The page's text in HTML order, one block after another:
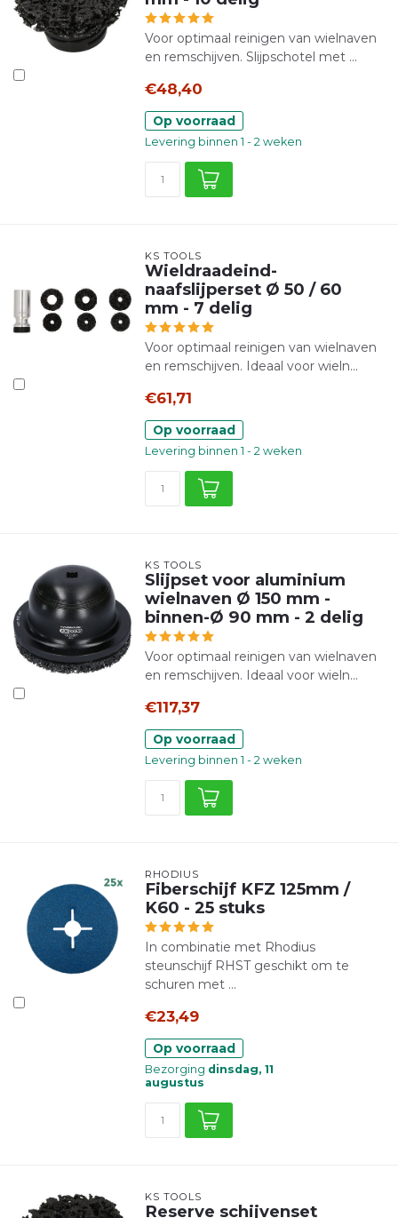
Voor optimaal reinigen van wielnaven
en remschijven. Slijpschotel met ...
€48,40
Op voorraad
Levering binnen 1 - 2 weken
KS TOOLS
Wieldraadeind-
naafslijperset Ø 50 / 60
mm - 7 delig
Voor optimaal reinigen van wielnaven
en remschijven. Ideaal voor wieln...
€61,71
Op voorraad
Levering binnen 1 - 2 weken
KS TOOLS
Slijpset voor aluminium
wielnaven Ø 150 mm -
binnen-Ø 90 mm - 2 delig
Voor optimaal reinigen van wielnaven
en remschijven. Ideaal voor wieln...
€117,37
Op voorraad
Levering binnen 1 - 2 weken
RHODIUS
Fiberschijf KFZ 125mm /
K60 - 25 stuks
In combinatie met Rhodius
steunschijf RHST geschikt om te
schuren met ...
€23,49
Op voorraad
Bezorging dinsdag, 11
augustus
KS TOOLS
Reserve schijvenset